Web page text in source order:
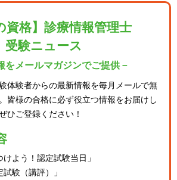
資格】診療情報管理士
受験ニュース
をメールマガジンでご提供－
体験者からの最新情報を毎月メールで無
皆様の合格に必ず役立つ情報をお届けし
ひご登録ください！
けよう！認定試験当日」
試験（講評）」